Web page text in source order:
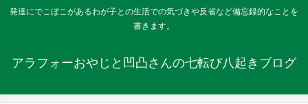
発達にでこぼこがあるわが子との生活での気づきや反省など備忘録的なことを
書きます。
アラフォーおやじと凹凸さんの七転び八起きブログ